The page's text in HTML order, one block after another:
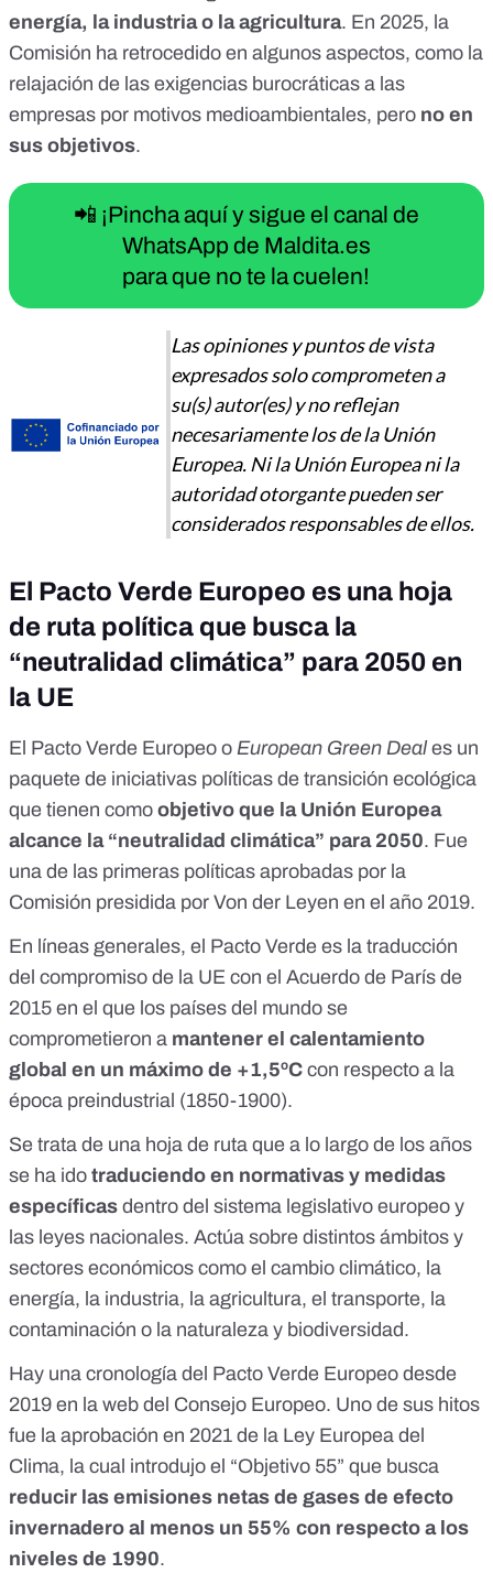
energía, la industria o la agricultura. En 2025, la
Comisión ha retrocedido en algunos aspectos, como la
relajación de las exigencias burocráticas a las
empresas por motivos medioambientales, pero no en
sus objetivos.
📲 ¡Pincha aquí y sigue el canal de
WhatsApp de Maldita.es
para que no te la cuelen!
Las opiniones y puntos de vista
expresados solo comprometen a
su(s) autor(es) y no reflejan
necesariamente los de la Unión
Europea. Ni la Unión Europea ni la
autoridad otorgante pueden ser
considerados responsables de ellos.
El Pacto Verde Europeo es una hoja
de ruta política que busca la
“neutralidad climática” para 2050 en
la UE
El Pacto Verde Europeo o European Green Deales un
paquete de iniciativas políticas de transición ecológica
que tienen como objetivo que la Unión Europea
alcance la “neutralidad climática” para 2050. Fue
una de las primeras políticas aprobadas por la
Comisión presidida por Von der Leyen en el año 2019.
En líneas generales, el Pacto Verde es la traducción
del compromiso de la UE con el Acuerdo de París de
2015 en el que los países del mundo se
comprometieron a mantener el calentamiento
global en un máximo de +1,5ºC con respecto a la
época preindustrial (1850-1900).
Se trata de una hoja de ruta que a lo largo de los años
se ha ido traduciendo en normativas y medidas
específicas dentro del sistema legislativo europeo y
las leyes nacionales. Actúa sobre distintos ámbitos y
sectores económicos como el cambio climático, la
energía, la industria, la agricultura, el transporte, la
contaminación o la naturaleza y biodiversidad.
Hay una cronología del Pacto Verde Europeo desde
2019 en la web del Consejo Europeo. Uno de sus hitos
fue la aprobación en 2021 de la Ley Europea del
Clima, la cual introdujo el “Objetivo 55” que busca
reducir las emisiones netas de gases de efecto
invernadero al menos un 55% con respecto a los
niveles de 1990.